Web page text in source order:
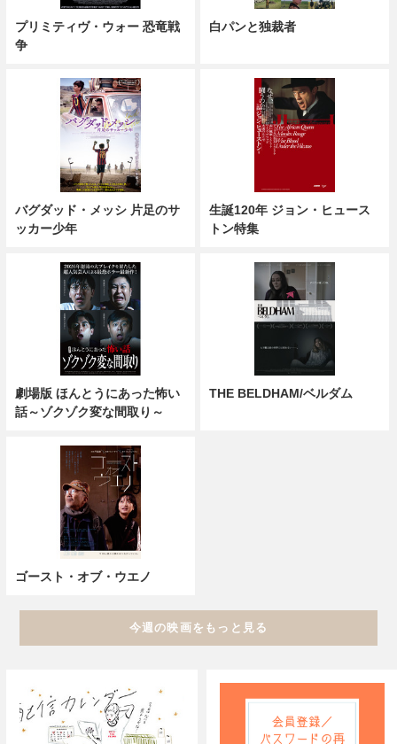
プリミティヴ・ウォー 恐竜戦
争
白パンと独裁者
バグダッド・メッシ 片足のサ
ッカー少年
生誕120年 ジョン・ヒュース
トン特集
劇場版 ほんとうにあった怖い
話～ゾクゾク変な間取り～
THE BELDHAM/ベルダム
ゴースト・オブ・ウエノ
今週の映画をもっと見る